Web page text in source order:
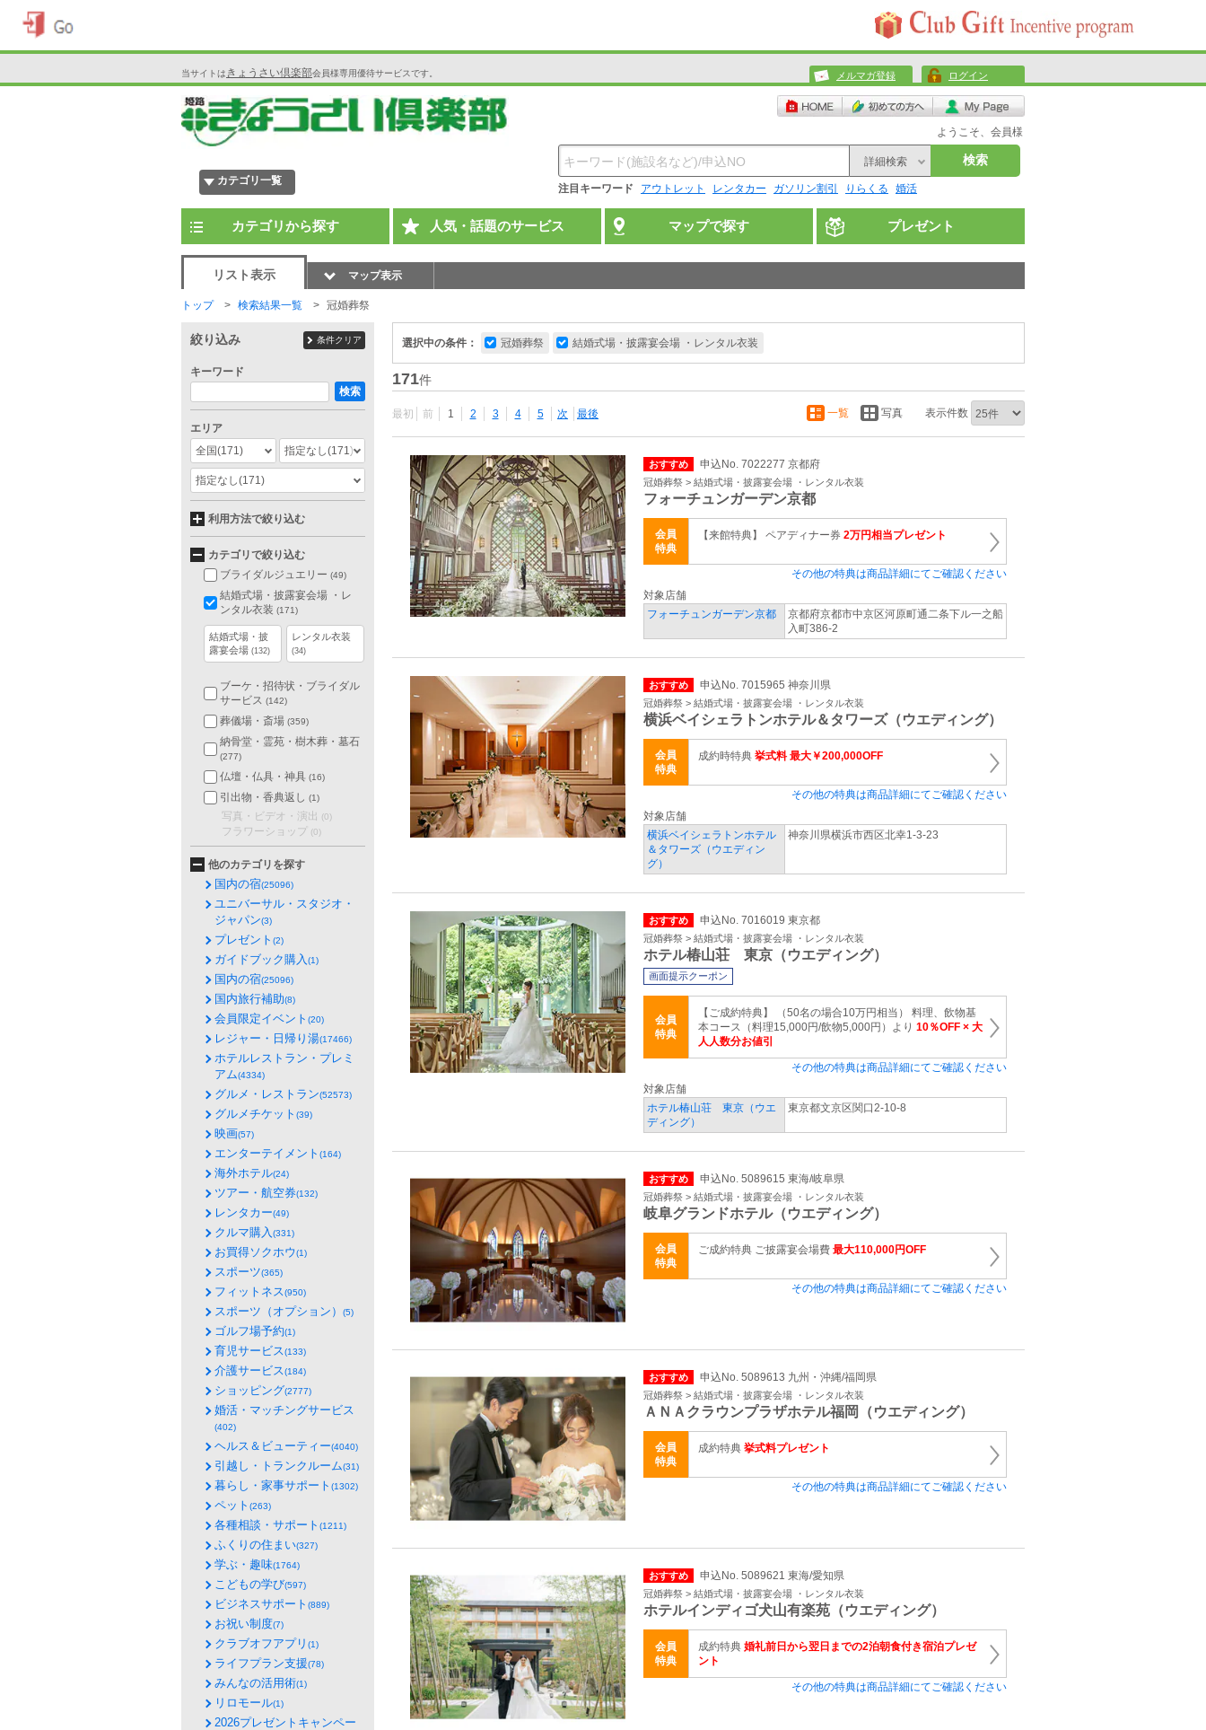
当サイトは きょうさい倶楽部会員様専用優待サービスです。 メルマガ登録 ログイン
ようこそ、会員様
カテゴリ一覧
詳細検索 検索
注目キーワード アウトレット レンタカー ガソリン割引 りらくる 婚活
カテゴリから探す 人気・話題のサービス マップで探す プレゼント
リスト表示 マップ表示
トップ 検索結果一覧 冠婚葬祭
選択中の条件： 冠婚葬祭 結婚式場・披露宴会場 ・レンタル衣装
171件
最初 前 1 2 3 4 5 次 最後 一覧 写真 表示件数
おすすめ 申込No. 7022277 京都府
冠婚葬祭 > 結婚式場・披露宴会場 ・レンタル衣装
フォーチュンガーデン京都
会員
特典
【来館特典】 ペアディナー券 2万円相当プレゼント
その他の特典は商品詳細にてご確認ください
対象店舗
フォーチュンガーデン京都
京都府京都市中京区河原町通二条下ル一之船
入町386‐2
おすすめ 申込No. 7015965 神奈川県
冠婚葬祭 > 結婚式場・披露宴会場 ・レンタル衣装
横浜ベイシェラトンホテル＆タワーズ（ウエディング）
会員
特典
成約時特典 挙式料 最大￥200,000OFF
その他の特典は商品詳細にてご確認ください
対象店舗
横浜ベイシェラトンホテル
＆タワーズ（ウエディン
グ）
神奈川県横浜市西区北幸1‐3‐23
おすすめ 申込No. 7016019 東京都
冠婚葬祭 > 結婚式場・披露宴会場 ・レンタル衣装
ホテル椿山荘 東京（ウエディング）
画面提示クーポン
会員
特典
【ご成約特典】 （50名の場合10万円相当） 料理、飲物基
本コース（料理15,000円/飲物5,000円）より 10％OFF × 大
人人数分お値引
その他の特典は商品詳細にてご確認ください
対象店舗
ホテル椿山荘 東京（ウエ
ディング）
東京都文京区関口2‐10‐8
おすすめ 申込No. 5089615 東海/岐阜県
冠婚葬祭 > 結婚式場・披露宴会場 ・レンタル衣装
岐阜グランドホテル（ウエディング）
会員
特典
ご成約特典 ご披露宴会場費 最大110,000円OFF
その他の特典は商品詳細にてご確認ください
おすすめ 申込No. 5089613 九州・沖縄/福岡県
冠婚葬祭 > 結婚式場・披露宴会場 ・レンタル衣装
ＡＮＡクラウンプラザホテル福岡（ウエディング）
会員
特典
成約特典 挙式料プレゼント
その他の特典は商品詳細にてご確認ください
おすすめ 申込No. 5089621 東海/愛知県
冠婚葬祭 > 結婚式場・披露宴会場 ・レンタル衣装
ホテルインディゴ犬山有楽苑（ウエディング）
会員
特典
成約特典 婚礼前日から翌日までの2泊朝食付き宿泊プレゼ
ント
その他の特典は商品詳細にてご確認ください
絞り込み 条件クリア
キーワード
検索
エリア
全国(171) 指定なし(171)
指定なし(171)
利用方法で絞り込む
カテゴリで絞り込む
ブライダルジュエリー (49)
結婚式場・披露宴会場 ・レ
ンタル衣装 (171)
結婚式場・披
露宴会場 (132)
レンタル衣装
(34)
ブーケ・招待状・ブライダル
サービス (142)
葬儀場・斎場 (359)
納骨堂・霊苑・樹木葬・墓石
(277)
仏壇・仏具・神具 (16)
引出物・香典返し (1)
写真・ビデオ・演出 (0)
フラワーショップ (0)
他のカテゴリを探す
国内の宿(25096)
ユニバーサル・スタジオ・
ジャパン(3)
プレゼント (2)
ガイドブック購入 (1)
国内の宿(25096)
国内旅行補助(8)
会員限定イベント (20)
レジャー・日帰り湯(17466)
ホテルレストラン・プレミ
アム(4334)
グルメ・レストラン(52573)
グルメチケット (39)
映画(57)
エンターテイメント (164)
海外ホテル(24)
ツアー・航空券(132)
レンタカー(49)
クルマ購入 (331)
お買得ソクホウ(1)
スポーツ(365)
フィットネス(950)
スポーツ（オプション） (5)
ゴルフ場予約(1)
育児サービス(133)
介護サービス(184)
ショッピング(2777)
婚活・マッチングサービス
(402)
ヘルス＆ビューティー(4040)
引越し・トランクルーム(31)
暮らし・家事サポート (1302)
ペット (263)
各種相談・サポート (1211)
ふくりの住まい(327)
学ぶ・趣味(1764)
こどもの学び(597)
ビジネスサポート (889)
お祝い制度(7)
クラブオフアプリ (1)
ライフプラン支援(78)
みんなの活用術(1)
リロモール(1)
2026プレゼントキャンペー